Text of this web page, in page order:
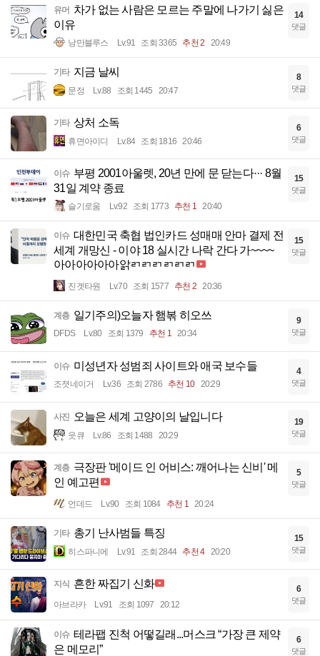
유머 차가 없는 사람은 모르는 주말에 나가기 싫은
이유
낭만블루스 Lv.91 조회 3365 추천 2 20:49
14
댓글
기타 지금 날씨
문정 Lv.88 조회 1445 20:47
8
댓글
기타 상처 소독
휴면아이디 Lv.84 조회 1816 20:46
6
댓글
이슈 부평 2001아울렛, 20년 만에 문 닫는다··· 8월
31일 계약 종료
슬기로움 Lv.92 조회 1773 추천 1 20:40
15
댓글
이슈 대한민국 축협 법인카드 성매매 안마 결제 전
세계 개망신 - 이야 18 실시간 나락 간다 가~~~~
아아아아아아앍ㄺㄺㄺㄺㄺㄺ
진겟타원 Lv.70 조회 1577 추천 2 20:36
15
댓글
계층 일기주의)오늘자 햄볶 히오쓰
DFDS Lv.80 조회 1379 추천 1 20:34
9
댓글
이슈 미성년자 성범죄 사이트와 애국 보수들
조졋네이거 Lv.36 조회 2786 추천 10 20:29
4
댓글
사진 오늘은 세계 고양이의 날입니다
읏큐 Lv.86 조회 1488 20:29
19
댓글
계층 극장판 '메이드 인 어비스: 깨어나는 신비' 메
인 예고편
언데드 Lv.90 조회 1084 추천 1 20:24
5
댓글
기타 총기 난사범들 특징
히스파니에 Lv.91 조회 2844 추천 4 20:20
15
댓글
지식 흔한 짜집기 신화
아브라카 Lv.91 조회 1097 20:12
6
댓글
이슈 테라팹 진척 어떻길래...머스크 “가장 큰 제약
은 메모리”
6
댓글